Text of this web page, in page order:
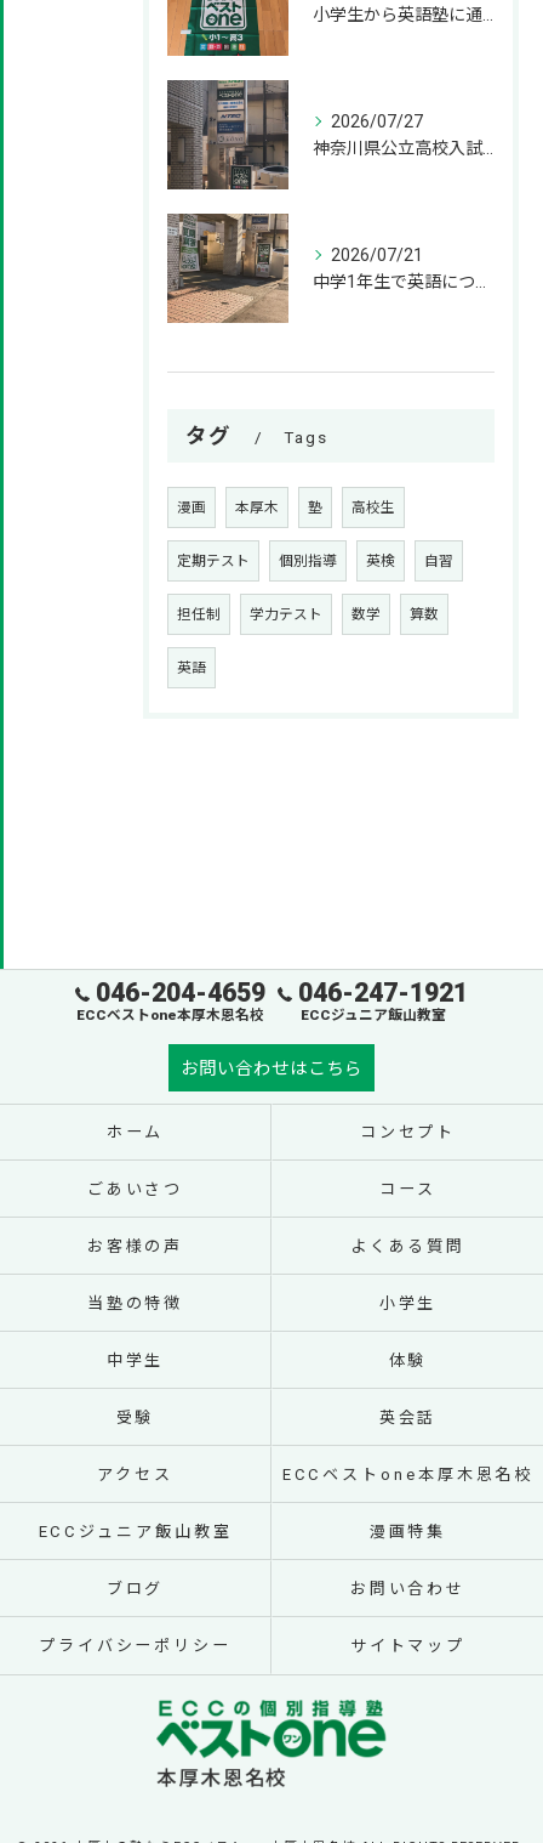
2026/07/27
神奈川県公立高校入試の過去問はいつから解き始めるべきか？
2026/07/21
タグ Tags
漫画 本厚木 塾 高校生
定期テスト 個別指導 英検 自習
担任制 学力テスト 数学 算数
英語
046-204-4659
ECCベストone本厚木恩名校
046-247-1921
ECCジュニア飯山教室
お問い合わせはこちら
ホーム コンセプト
ごあいさつ コース
お客様の声 よくある質問
当塾の特徴 小学生
中学生 体験
受験 英会話
アクセス ECCベストone本厚木恩名校
ECCジュニア飯山教室 漫画特集
ブログ お問い合わせ
プライバシーポリシー サイトマップ